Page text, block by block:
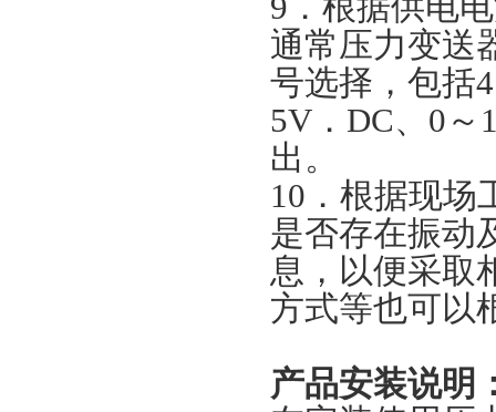
9．根据供电
通常压力变送
号选择，包括
5V．DC、0～
出。
10．根据现场
是否存在振动
息，以便采取
方式等也可以
产品安装说明